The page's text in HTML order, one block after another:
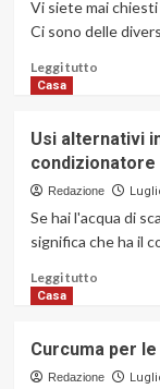
Vi siete mai
Ci sono delle
Leggi tuttoLeggi
Quanto
spesso
vanno
cambiate
le
lenzuola?
Casa
Usi alternativi
condizionatore
Redazione
Se hai l'acqua di
significa che ha il
Leggi tuttoLeggi
Usi
alternativi
Casa
Curcuma per
Redazione